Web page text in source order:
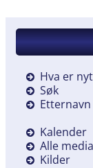
Hva er
Søk
Etternavn
Kalender
Alle media
Kilder